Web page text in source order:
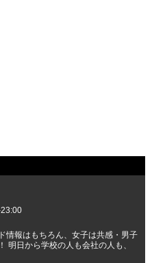
情報はもちろん、女子は共感・男子
明日から学校の人も会社の人も、